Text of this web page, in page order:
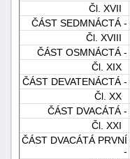
Čl. XVII
ČÁST SEDMNÁCTÁ -
Čl. XVIII
ČÁST OSMNÁCTÁ -
Čl. XIX
ČÁST DEVATENÁCTÁ -
Čl. XX
ČÁST DVACÁTÁ -
Čl. XXI
ČÁST DVACÁTÁ PRVNÍ
-